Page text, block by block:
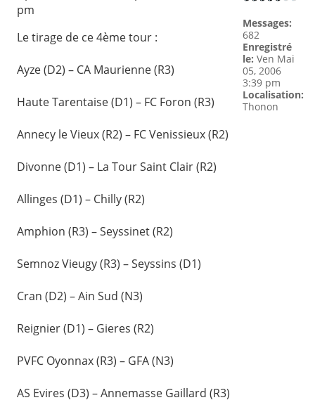
pm
Le tirage de ce 4ème tour :
Ayze (D2) – CA Maurienne (R3)
Haute Tarentaise (D1) – FC Foron (R3)
Annecy le Vieux (R2) – FC Venissieux (R2)
Divonne (D1) – La Tour Saint Clair (R2)
Allinges (D1) – Chilly (R2)
Amphion (R3) – Seyssinet (R2)
Semnoz Vieugy (R3) – Seyssins (D1)
Cran (D2) – Ain Sud (N3)
Reignier (D1) – Gieres (R2)
PVFC Oyonnax (R3) – GFA (N3)
AS Evires (D3) – Annemasse Gaillard (R3)
Messages:
682
Enregistré
le: Ven Mai
05, 2006
3:39 pm
Localisation:
Thonon